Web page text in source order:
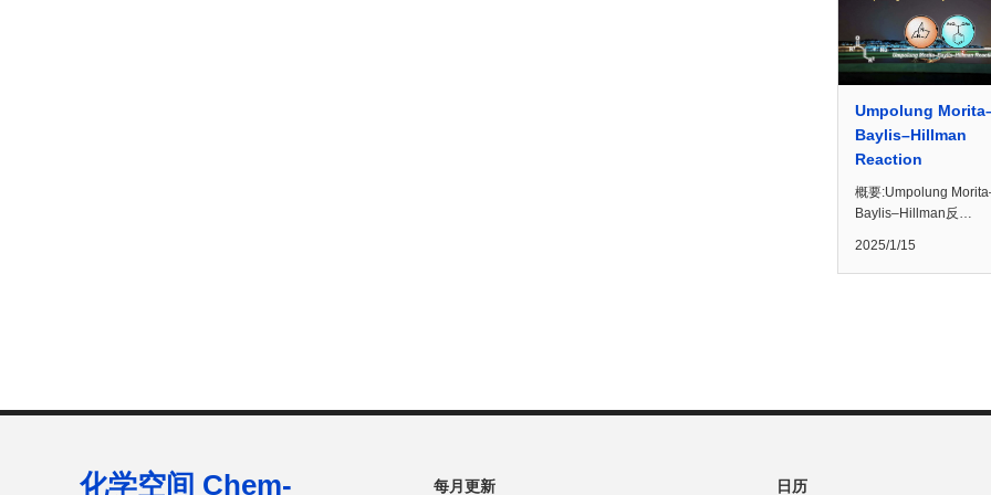
Umpolung
Baylis–Hillman
Reaction
概要:Umpolung
Baylis–Hillman反…
2025/1/15
每月更新 日历
化学空间 Chem-